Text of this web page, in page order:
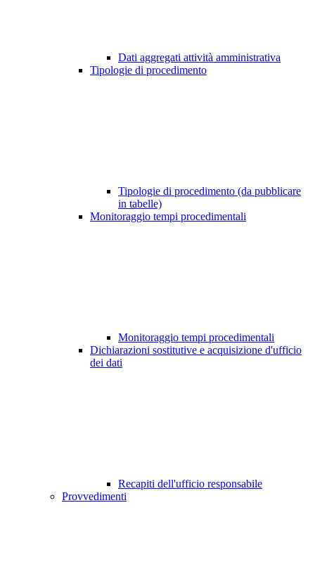
Dati aggregati attività amministrativa
Tipologie di procedimento
Tipologie di procedimento (da pubblicare
in tabelle)
Monitoraggio tempi procedimentali
Monitoraggio tempi procedimentali
Dichiarazioni sostitutive e acquisizione d'ufficio
dei dati
Recapiti dell'ufficio responsabile
Provvedimenti